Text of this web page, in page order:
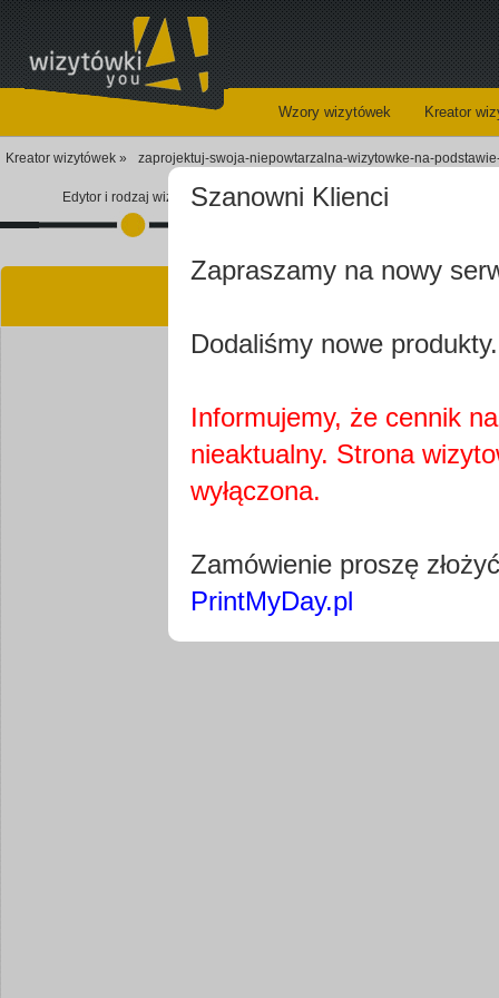
Wzory wizytówek Kreator
Kreator wizytówek » zaprojektuj-swoja-niepowtarzalna-wizytowke-na-
Edytor i rodzaj wizytówkiSzanowni Klienci
Zapraszamy na nowy
Dodaliśmy nowe
Informujemy, że cennik
nieaktualny. Strona
wyłączona.
Zamówienie proszę
PrintMyDay.pl